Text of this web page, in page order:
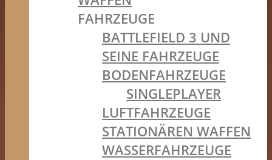
FAHRZEUGE
BATTLEFIELD 3 UND
SEINE FAHRZEUGE
BODENFAHRZEUGE
SINGLEPLAYER
LUFTFAHRZEUGE
STATIONÄREN WAFFEN
WASSERFAHRZEUGE